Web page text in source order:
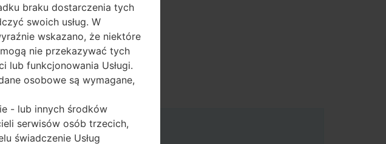
braku dostarczenia tych
swoich usług. W
wskazano, że niektóre
nie przekazywać tych
lub funkcjonowania Usługi.
osobowe są wymagane,
- lub innych środków
serwisów osób trzecich,
świadczenie Usług